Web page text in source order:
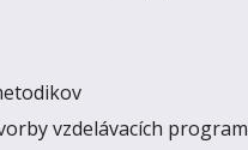
vzdelávacích